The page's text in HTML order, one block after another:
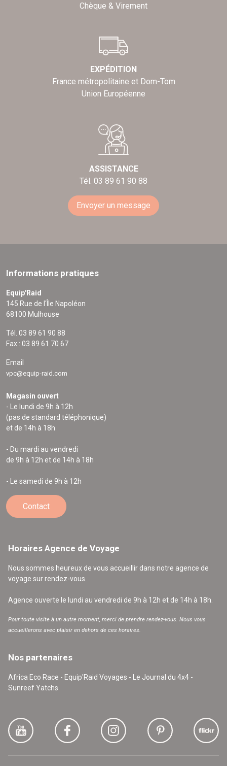
Chèque & Virement
EXPÉDITION
France métropolitaine et Dom-Tom
Union Européenne
ASSISTANCE
Tél. 03 89 61 90 88
Envoyer un message
Informations pratiques
Equip'Raid
145 Rue de l'Île Napoléon
68100 Mulhouse
Tél. 03 89 61 90 88
Fax : 03 89 61 70 67
Email
vpc@equip-raid.com
Magasin ouvert
- Le lundi de 9h à 12h
(pas de standard téléphonique)
et de 14h à 18h
- Du mardi au vendredi
de 9h à 12h et de 14h à 18h
- Le samedi de 9h à 12h
Contact
Horaires Agence de Voyage
Nous sommes heureux de vous accueillir dans notre agence de
voyage sur rendez-vous.
Agence ouverte le lundi au vendredi de 9h à 12h et de 14h à 18h.
Pour toute visite à un autre moment, merci de prendre rendez-vous. Nous vous
accueillerons avec plaisir en dehors de ces horaires.
Nos partenaires
Africa Eco Race - Equip'Raid Voyages - Le Journal du 4x4 -
Sunreef Yatchs